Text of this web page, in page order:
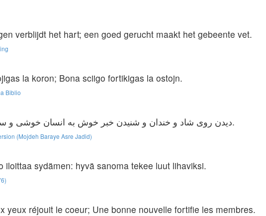
verblijdt het hart; een goed gerucht maakt het gebeente vet.
la koron; Bona sciigo fortikigas la ostojn.
Biblio
دیدن روی شاد و خندان و شنیدن خبر خوش به انسان خوشی و سلامتی می‌بخشد.
(Mojdeh Baraye Asre Jadid)
iloittaa sydämen: hyvä sanoma tekee luut lihaviksi.
yeux réjouit le coeur; Une bonne nouvelle fortifie les membres.